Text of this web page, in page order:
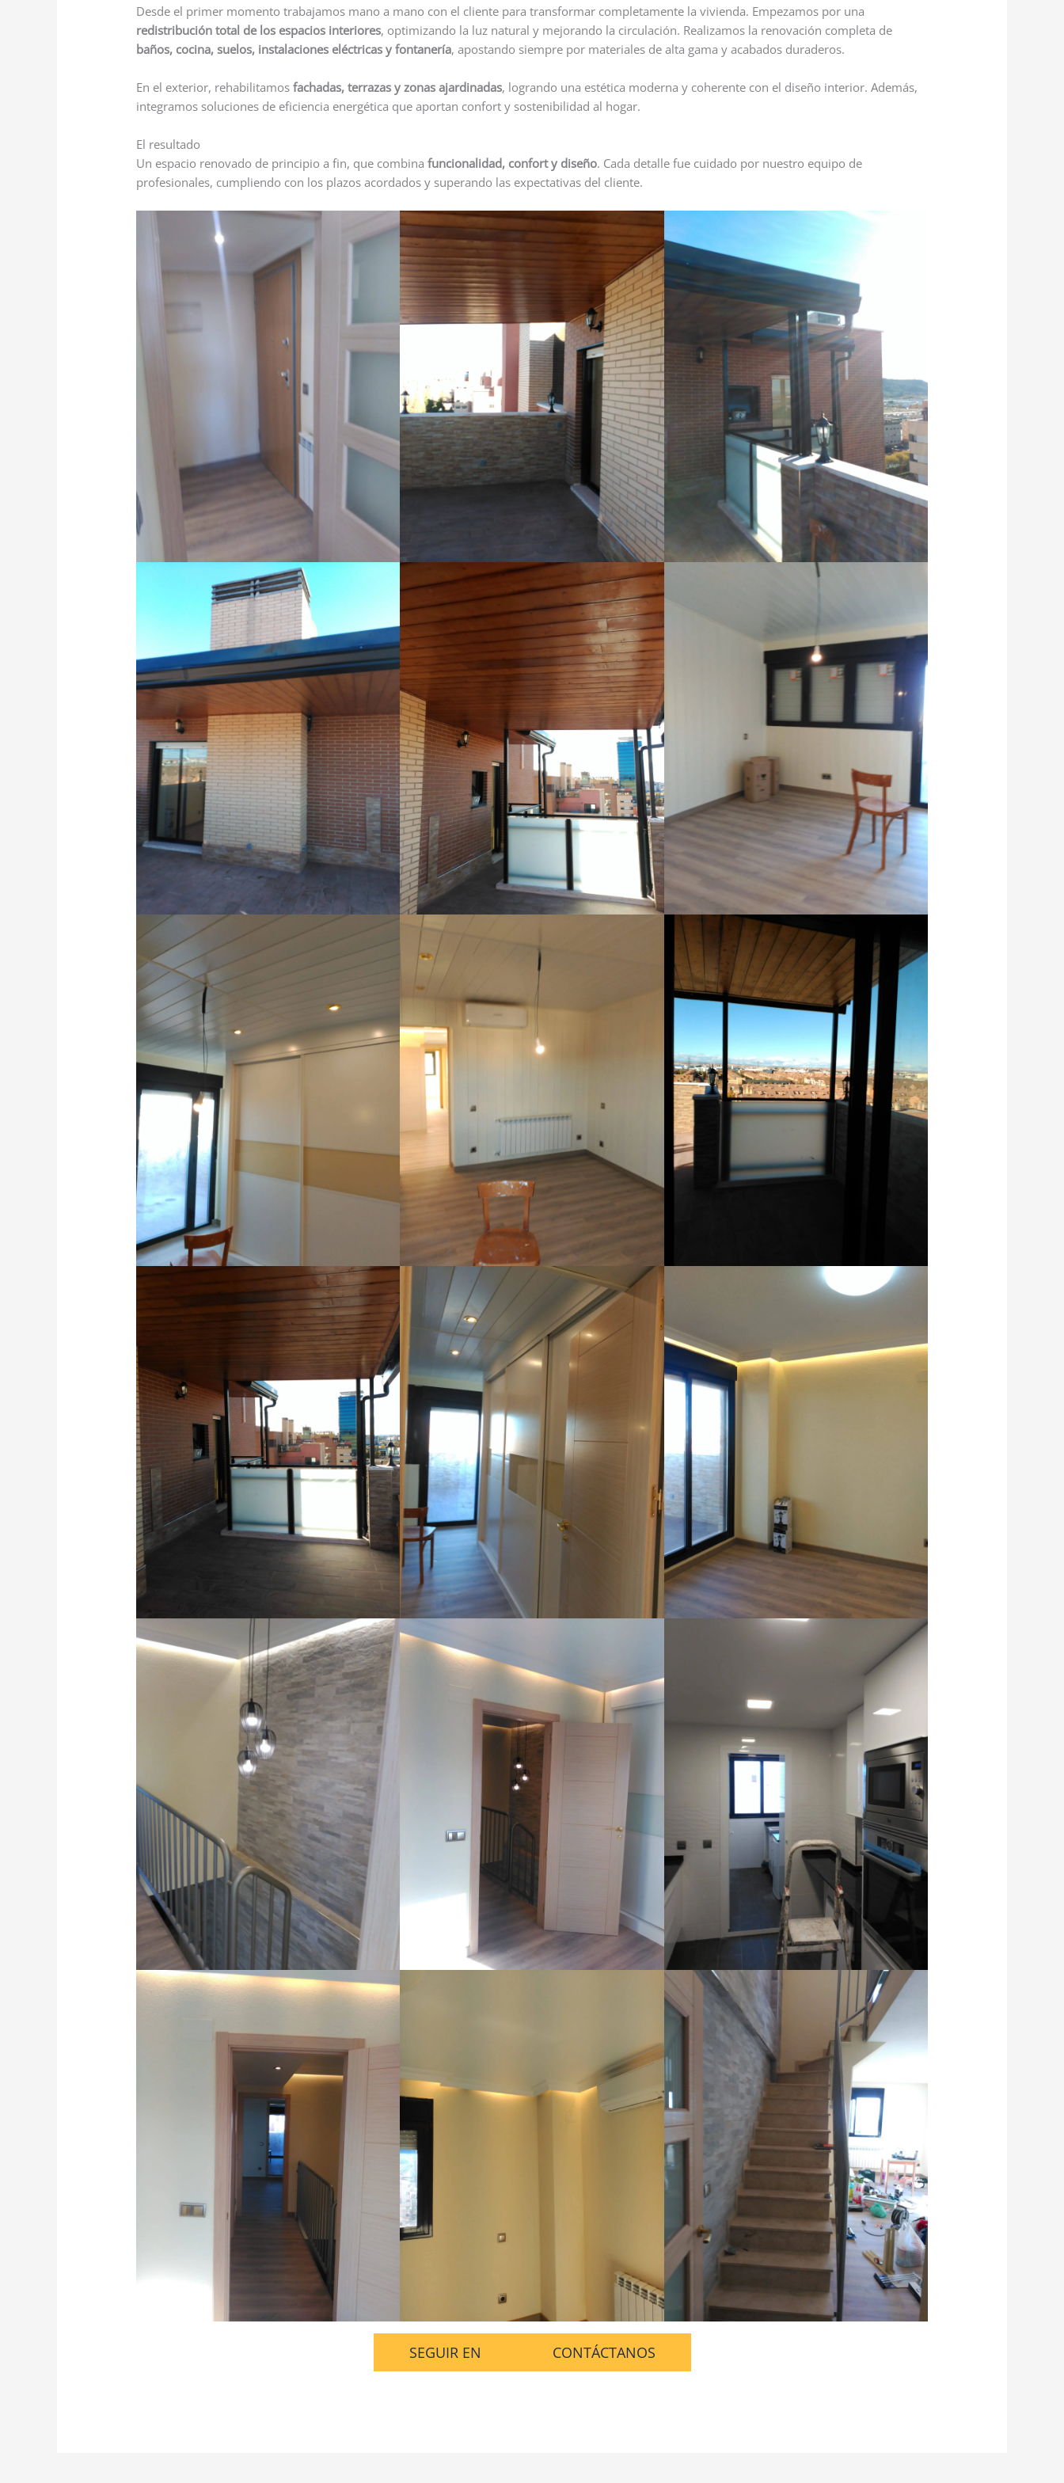
Desde el primer momento trabajamos mano a mano con el cliente para transformar completamente la vivienda. Empezamos por una
redistribución total de los espacios interiores, optimizando la luz natural y mejorando la circulación. Realizamos la renovación completa de
baños, cocina, suelos, instalaciones eléctricas y fontanería, apostando siempre por materiales de alta gama y acabados duraderos.
En el exterior, rehabilitamosfachadas, terrazas y zonas ajardinadas, logrando una estética moderna y coherente con el diseño interior. Además,
integramos soluciones de eficiencia energética que aportan confort y sostenibilidad al hogar.
El resultado
Un espacio renovado de principio a fin, que combinafuncionalidad, confort y diseño. Cada detalle fue cuidado por nuestro equipo de
profesionales, cumpliendo con los plazos acordados y superando las expectativas del cliente.
SEGUIR EN CONTÁCTANOS